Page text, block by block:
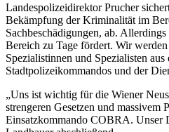
Landespolizeidirektor Prucher
Bekämpfung der Kriminalität im
Sachbeschädigungen, ab.
Bereich zu Tage fördert. Wir
Spezialistinnen und Spezialisten
Stadtpolizeikommandos und der
„Uns ist wichtig für die Wiener
strengeren Gesetzen und
Einsatzkommando COBRA. Unser